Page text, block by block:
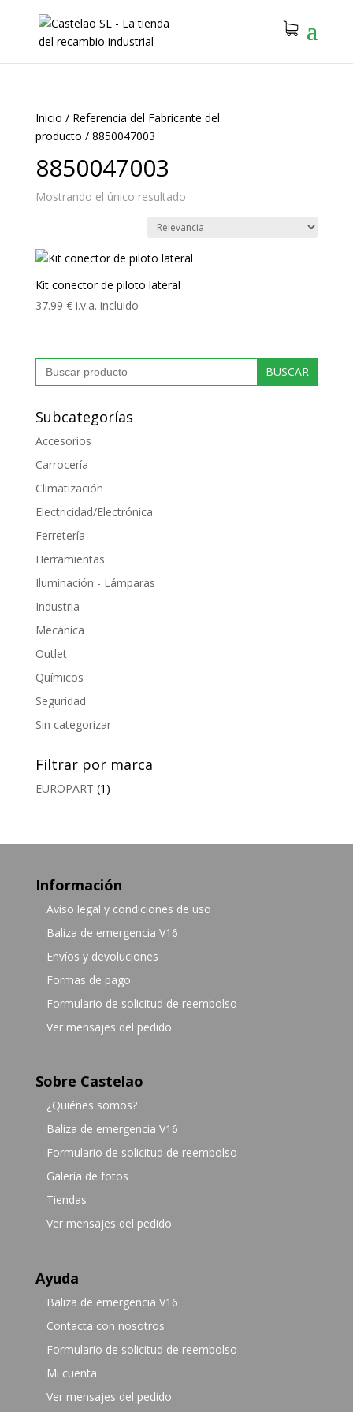
Inicio / Referencia del Fabricante del
producto / 8850047003
8850047003
Mostrando el único resultado
Kit conector de piloto lateral
37.99 € i.v.a. incluido
Buscar:
Subcategorías
Accesorios
Carrocería
Climatización
Electricidad/Electrónica
Ferretería
Herramientas
Iluminación - Lámparas
Industria
Mecánica
Outlet
Químicos
Seguridad
Sin categorizar
Filtrar por marca
EUROPART (1)
Información
Aviso legal y condiciones de uso
Baliza de emergencia V16
Envíos y devoluciones
Formas de pago
Formulario de solicitud de reembolso
Ver mensajes del pedido
Sobre Castelao
¿Quiénes somos?
Baliza de emergencia V16
Formulario de solicitud de reembolso
Galería de fotos
Tiendas
Ver mensajes del pedido
Ayuda
Baliza de emergencia V16
Contacta con nosotros
Formulario de solicitud de reembolso
Mi cuenta
Ver mensajes del pedido